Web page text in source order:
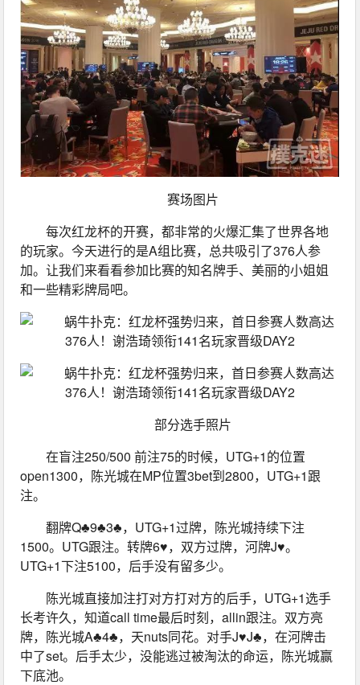
赛场图片
每次红龙杯的开赛，都非常的火爆汇集了世界各地
的玩家。今天进行的是A组比赛，总共吸引了376人参
加。让我们来看看参加比赛的知名牌手、美丽的小姐姐
和一些精彩牌局吧。
部分选手照片
在盲注250/500 前注75的时候，UTG+1的位置
open1300，陈光城在MP位置3bet到2800，UTG+1跟
注。
翻牌Q♣9♣3♣，UTG+1过牌，陈光城持续下注
1500。UTG跟注。转牌6♥，双方过牌，河牌J♥。
UTG+1下注5100，后手没有留多少。
陈光城直接加注打对方打对方的后手，UTG+1选手
长考许久，知道call time最后时刻，allin跟注。双方亮
牌，陈光城A♣4♣，天nuts同花。对手J♥J♣，在河牌击
中了set。后手太少，没能逃过被淘汰的命运，陈光城赢
下底池。